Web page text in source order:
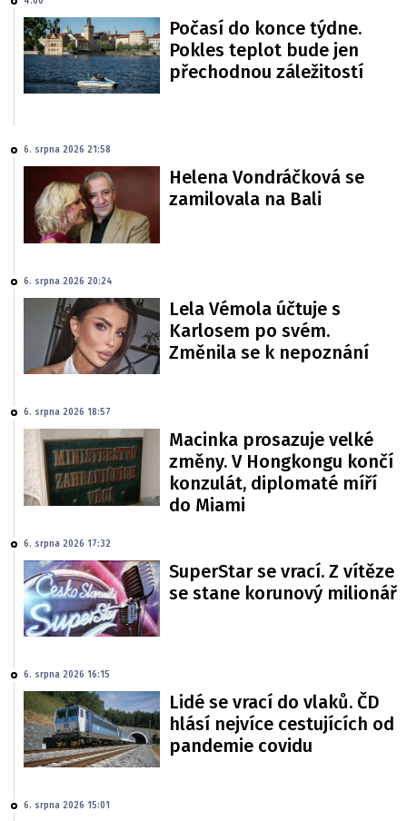
Počasí do konce týdne.
Pokles teplot bude jen
přechodnou záležitostí
6. srpna 2026 21:58
Helena Vondráčková se
zamilovala na Bali
6. srpna 2026 20:24
Lela Vémola účtuje s
Karlosem po svém.
Změnila se k nepoznání
6. srpna 2026 18:57
Macinka prosazuje velké
změny. V Hongkongu končí
konzulát, diplomaté míří
do Miami
6. srpna 2026 17:32
SuperStar se vrací. Z vítěze
se stane korunový milionář
6. srpna 2026 16:15
Lidé se vrací do vlaků. ČD
hlásí nejvíce cestujících od
pandemie covidu
6. srpna 2026 15:01